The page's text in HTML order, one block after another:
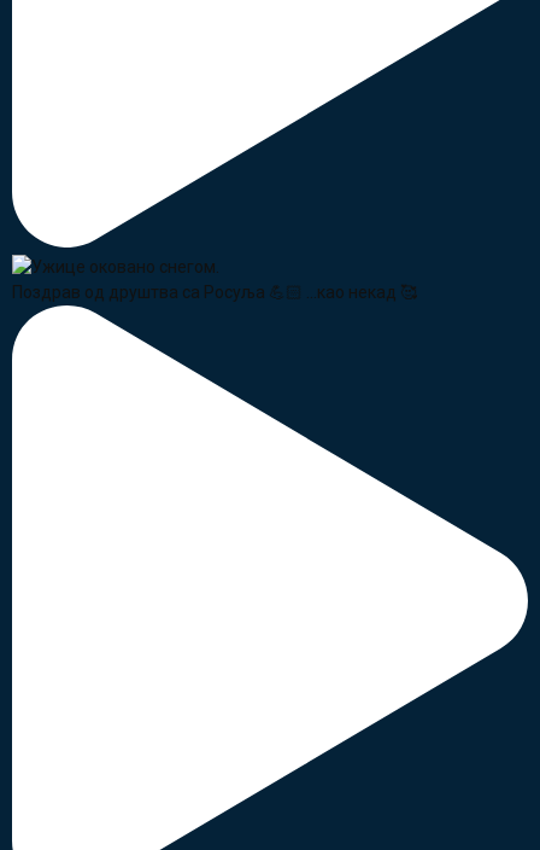
Поздрав од друштва са Росуља 💪🏻 ...као некад 🥰